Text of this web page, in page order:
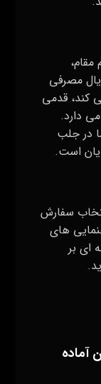
مصرفی
کند، قدمی
دارد.
در جلب
است.
سفارش
های
ای بر
.
آماده